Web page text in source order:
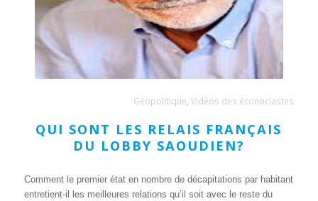
Géopolitique ,Vidéos des éconoclastes
QUI SONT LES RELAIS FRANÇAIS
DU LOBBY SAOUDIEN?
Comment le premier état en nombre de décapitations par habitant
entretient-il les meilleures relations qu’il soit avec le reste du